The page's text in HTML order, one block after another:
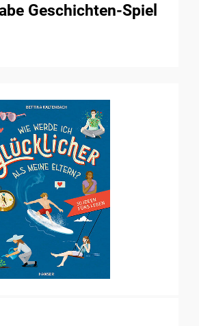
Geschichten-Spiel